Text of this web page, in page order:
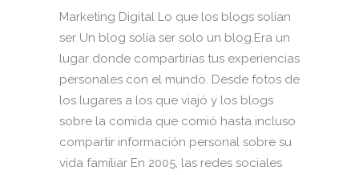
Marketing Digital Lo que los blogs solían
ser Un blog solía ser solo un blog.Era un
lugar donde compartirías tus experiencias
personales con el mundo. Desde fotos de
los lugares a los que viajó y los blogs
sobre la comida que comió hasta incluso
compartir información personal sobre su
vida familiar En 2005, las redes sociales